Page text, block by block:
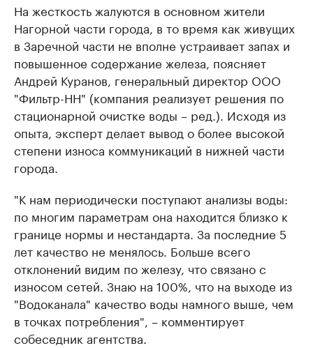
На жесткость жалуются в основном жители
Нагорной части города, в то время как живущих
в Заречной части не вполне устраивает запах и
повышенное содержание железа, поясняет
Андрей Куранов, генеральный директор ООО
"Фильтр-НН" (компания реализует решения по
стационарной очистке воды – ред.). Исходя из
опыта, эксперт делает вывод о более высокой
степени износа коммуникаций в нижней части
города.
"К нам периодически поступают анализы воды:
по многим параметрам она находится близко к
границе нормы и нестандарта. За последние 5
лет качество не менялось. Больше всего
отклонений видим по железу, что связано с
износом сетей. Знаю на 100%, что на выходе из
"Водоканала" качество воды намного выше, чем
в точках потребления", – комментирует
собеседник агентства.